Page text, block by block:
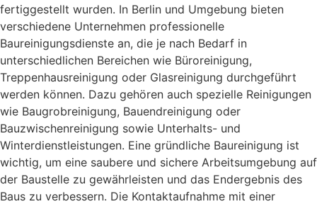
fertiggestellt wurden. In Berlin und Umgebung bieten
verschiedene Unternehmen professionelle
Baureinigungsdienste an, die je nach Bedarf in
unterschiedlichen Bereichen wie Büroreinigung,
Treppenhausreinigung oder Glasreinigung durchgeführt
werden können. Dazu gehören auch spezielle Reinigungen
wie Baugrobreinigung, Bauendreinigung oder
Bauzwischenreinigung sowie Unterhalts- und
Winterdienstleistungen. Eine gründliche Baureinigung ist
wichtig, um eine saubere und sichere Arbeitsumgebung auf
der Baustelle zu gewährleisten und das Endergebnis des
Baus zu verbessern. Die Kontaktaufnahme mit einer